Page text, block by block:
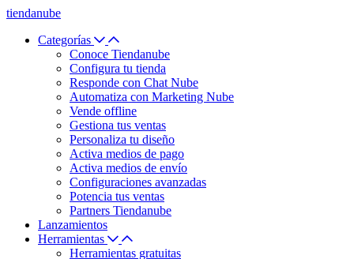
tiendanube
Categorías
Conoce Tiendanube
Configura tu tienda
Responde con Chat Nube
Automatiza con Marketing Nube
Vende offline
Gestiona tus ventas
Personaliza tu diseño
Activa medios de pago
Activa medios de envío
Configuraciones avanzadas
Potencia tus ventas
Partners Tiendanube
Lanzamientos
Herramientas
Herramientas gratuitas